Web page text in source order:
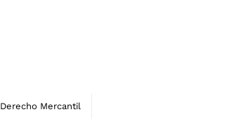
Derecho Mercantil